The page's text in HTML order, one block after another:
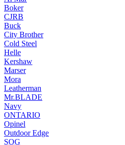
Boker
CJRB
Buck
City Brother
Cold Steel
Helle
Kershaw
Marser
Mora
Leatherman
Mr.BLADE
Navy
ONTARIO
Opinel
Outdoor Edge
SOG